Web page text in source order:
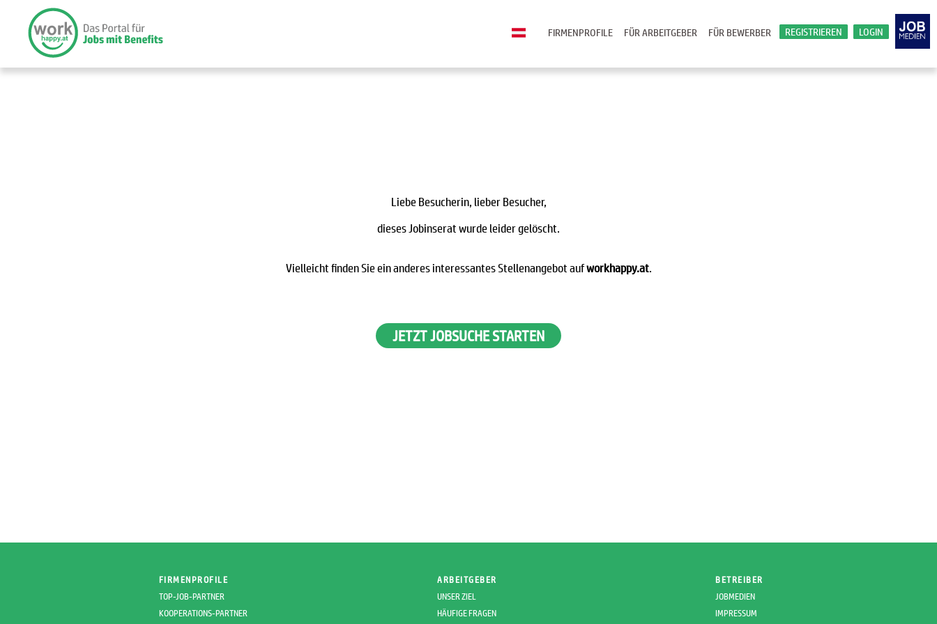
LOGIN
REGISTRIEREN
FÜR BEWERBER
FÜR ARBEITGEBER
FIRMENPROFILE
Liebe Besucherin, lieber Besucher,
dieses Jobinserat wurde leider gelöscht.
Vielleicht finden Sie ein anderes interessantes Stellenangebot aufworkhappy.at.
JETZT JOBSUCHE STARTEN
FIRMENPROFILE
TOP-JOB-PARTNER
KOOPERATIONS-PARTNER
ARBEITGEBER
UNSER ZIEL
HÄUFIGE FRAGEN
BETREIBER
JOBMEDIEN
IMPRESSUM